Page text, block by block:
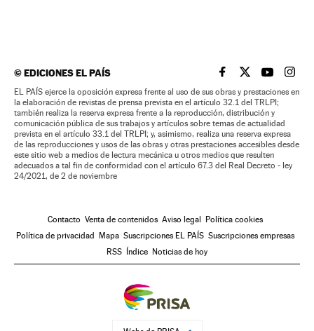
©EDICIONES EL PAÍS EL PAÍS BRASIL EN
EL PAÍSEL PAÍS
EL
EL PAÍS ejerce la oposición expresa frente al uso de sus obras y prestaciones en
la elaboración de revistas de prensa prevista en el artículo 32.1 del TRLPI;
también realiza la reserva expresa frente a la reproducción, distribución y
comunicación pública de sus trabajos y artículos sobre temas de actualidad
prevista en el artículo 33.1 del TRLPI; y, asimismo, realiza una reserva expresa
de las reproducciones y usos de las obras y otras prestaciones accesibles desde
este sitio web a medios de lectura mecánica u otros medios que resulten
adecuados a tal fin de conformidad con el artículo 67.3 del Real Decreto - ley
24/2021, de 2 de noviembre
Contacto Venta de contenidos Aviso legal Política cookies
Política de privacidad Mapa Suscripciones EL PAÍS Suscripciones empresas
RSS Índice Noticias de hoy